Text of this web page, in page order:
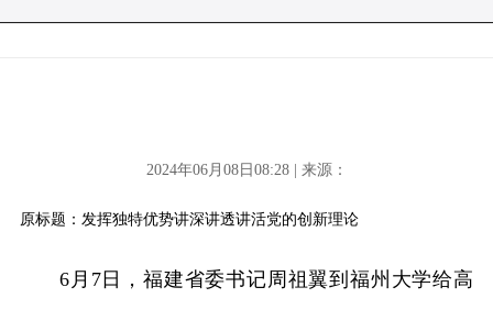
2024年06月08日08:28 | 来源：
原标题：发挥独特优势讲深讲透讲活党的创新理论
6月7日，福建省委书记周祖翼到福州大学给高